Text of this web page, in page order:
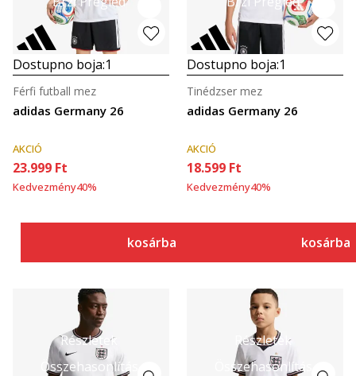
Dostupno boja:1
adidas Germany 26
Férfi futball mez
AKCIÓ
23.999 Ft
Kedvezmény40%
kosárba
Dostupno boja:1
adidas Germany 26
Tinédzser mez
AKCIÓ
18.599 Ft
Kedvezmény40%
kosárba
Részletek
Összehasonlítás
Részletek
Összehasonlítás